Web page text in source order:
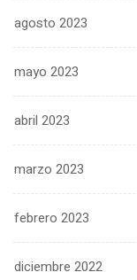
agosto 2023
mayo 2023
abril 2023
marzo 2023
febrero 2023
diciembre 2022